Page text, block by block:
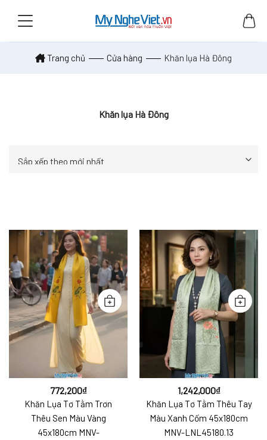
Trang chủ Cửa hàng Khăn lụa Hà Đông
Khăn lụa Hà Đông
772,200₫
Khăn Lụa Tơ Tằm Trơn
Thêu Sen Màu Vàng
45x180cm MNV-
1,242,000₫
Khăn Lụa Tơ Tằm Thêu Tay
Màu Xanh Cốm 45x180cm
MNV-LNL45180.13